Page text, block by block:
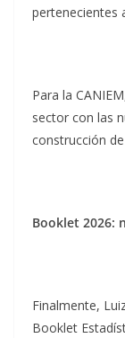
pertenecientes
Para la
sector con las
construcción
Booklet 2026:
Finalmente,
Booklet